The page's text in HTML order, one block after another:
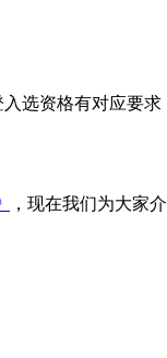
选资格有对应要
，现在我们为大家